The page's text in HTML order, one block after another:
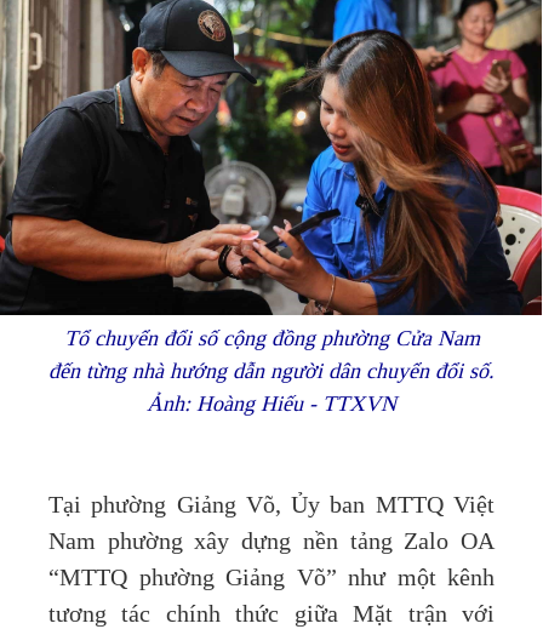
Tổ chuyển đổi số cộng đồng phường Cửa Nam
đến từng nhà hướng dẫn người dân chuyển đổi số.
Ảnh: Hoàng Hiếu - TTXVN
Tại phường Giảng Võ, Ủy ban MTTQ Việt
Nam phường xây dựng nền tảng Zalo OA
“MTTQ phường Giảng Võ” như một kênh
tương tác chính thức giữa Mặt trận với